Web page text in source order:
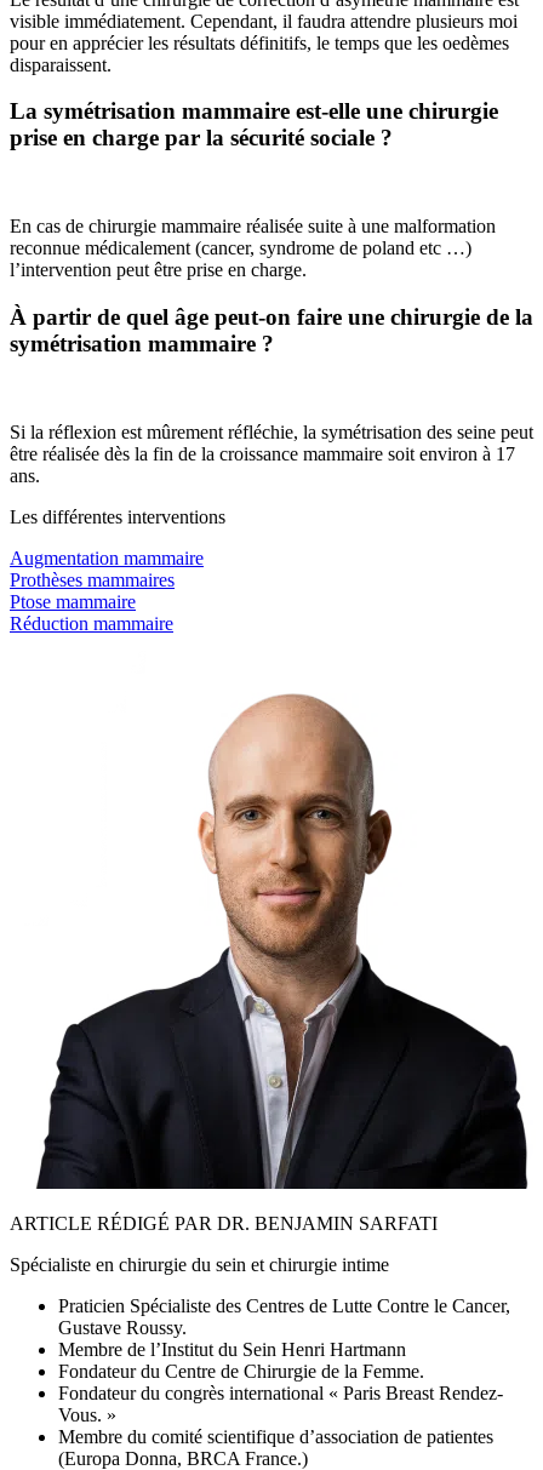
visible immédiatement. Cependant, il faudra attendre plusieurs moi
pour en apprécier les résultats définitifs, le temps que les oedèmes
disparaissent.
La symétrisation mammaire est-elle une chirurgie
prise en charge par la sécurité sociale ?
En cas de chirurgie mammaire réalisée suite à une malformation
reconnue médicalement (cancer, syndrome de poland etc …)
l’intervention peut être prise en charge.
À partir de quel âge peut-on faire une chirurgie de la
symétrisation mammaire ?
Si la réflexion est mûrement réfléchie, la symétrisation des seine peut
être réalisée dès la fin de la croissance mammaire soit environ à 17
ans.
Les différentes interventions
Augmentation mammaire
Prothèses mammaires
Ptose mammaire
Réduction mammaire
ARTICLE RÉDIGÉ PAR DR. BENJAMIN SARFATI
Spécialiste en chirurgie du sein et chirurgie intime
Praticien Spécialiste des Centres de Lutte Contre le Cancer,
Gustave Roussy.
Membre de l’Institut du Sein Henri Hartmann
Fondateur du Centre de Chirurgie de la Femme.
Fondateur du congrès international « Paris Breast Rendez-
Vous. »
Membre du comité scientifique d’association de patientes
(Europa Donna, BRCA France.)